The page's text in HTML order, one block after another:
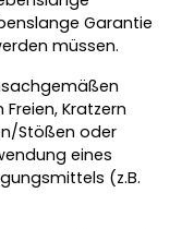
Garantie
müssen.
Kratzern
Stößen oder
eines
(z.B.